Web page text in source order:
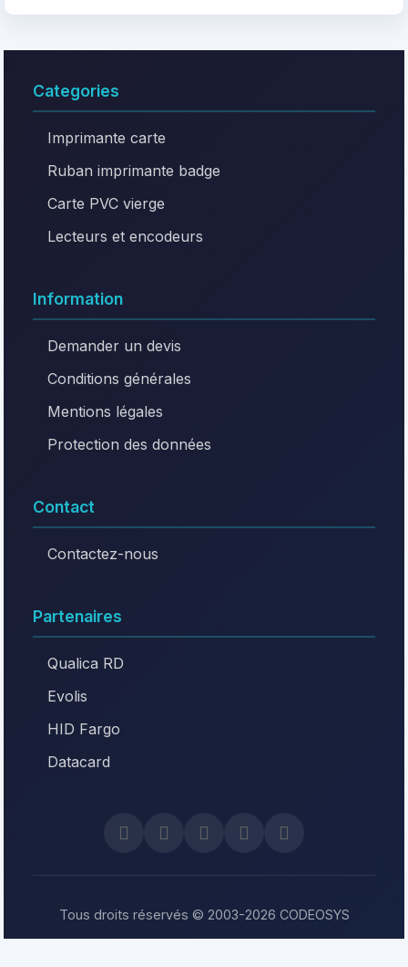
Categories
Imprimante carte
Ruban imprimante badge
Carte PVC vierge
Lecteurs et encodeurs
Information
Demander un devis
Conditions générales
Mentions légales
Protection des données
Contact
Contactez-nous
Partenaires
Qualica RD
Evolis
HID Fargo
Datacard
Tous droits réservés © 2003-2026 CODEOSYS